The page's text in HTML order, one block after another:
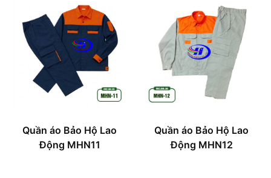
Quần áo Bảo Hộ Lao
Động MHN11
Quần áo Bảo Hộ Lao
Động MHN12